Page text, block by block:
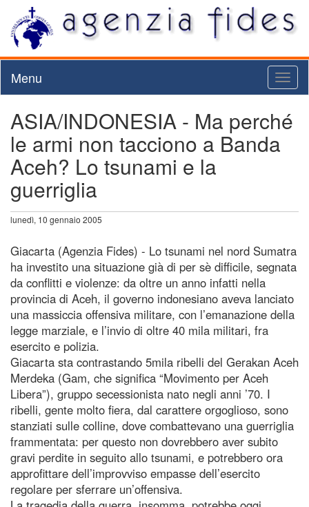
Menu
ASIA/INDONESIA - Ma perché
le armi non tacciono a Banda
Aceh? Lo tsunami e la
guerriglia
lunedì, 10 gennaio 2005
Giacarta (Agenzia Fides) - Lo tsunami nel nord Sumatra
ha investito una situazione già di per sè difficile, segnata
da conflitti e violenze: da oltre un anno infatti nella
provincia di Aceh, il governo indonesiano aveva lanciato
una massiccia offensiva militare, con l’emanazione della
legge marziale, e l’invio di oltre 40 mila militari, fra
esercito e polizia.
Giacarta sta contrastando 5mila ribelli del Gerakan Aceh
Merdeka (Gam, che significa “Movimento per Aceh
Libera”), gruppo secessionista nato negli anni ’70. I
ribelli, gente molto fiera, dal carattere orgoglioso, sono
stanziati sulle colline, dove combattevano una guerriglia
frammentata: per questo non dovrebbero aver subito
gravi perdite in seguito allo tsunami, e potrebbero ora
approfittare dell’improvviso empasse dell’esercito
regolare per sferrare un’offensiva.